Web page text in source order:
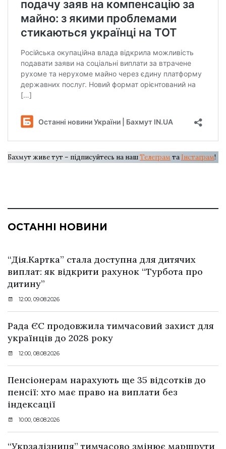
Бахмут живе тут – підписуйтесь на нашТелеграм та Інстаграм!
ОСТАННІ НОВИНИ
“Дія.Картка” стала доступна для дитячих
виплат: як відкрити рахунок “Турбота про
дитину”
12:00, 09.08.2026
Рада ЄС продовжила тимчасовий захист для
українців до 2028 року
12:00, 08.08.2026
Пенсіонерам нарахують ще 35 відсотків до
пенсії: хто має право на виплати без
індексації
10:00, 08.08.2026
“Укрзалізниця” тимчасово змінює маршрути